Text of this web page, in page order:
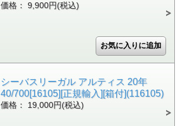
価格： 9,900円(税込)
シーバスリーガル アルティス 20年
40/700[16105][正規輸入][箱付](116105)
価格： 19,000円(税込)